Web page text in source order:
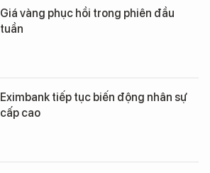
Giá vàng phục hồi trong phiên đầu
tuần
Eximbank tiếp tục biến động nhân sự
cấp cao